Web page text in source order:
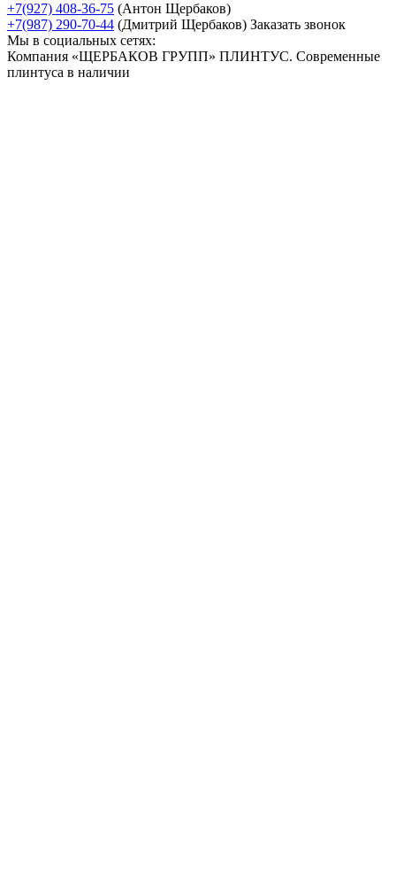
+7(927) 408-36-75 (Антон Щербаков)
+7(987) 290-70-44 (Дмитрий Щербаков) Заказать звонок
Мы в социальных сетях:
Компания «ЩЕРБАКОВ ГРУПП» ПЛИНТУС. Современные
плинтуса в наличии